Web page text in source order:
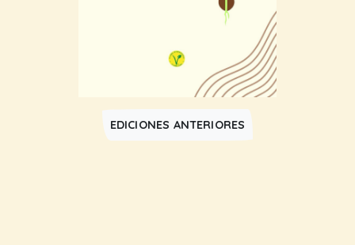
EDICIONES ANTERIORES